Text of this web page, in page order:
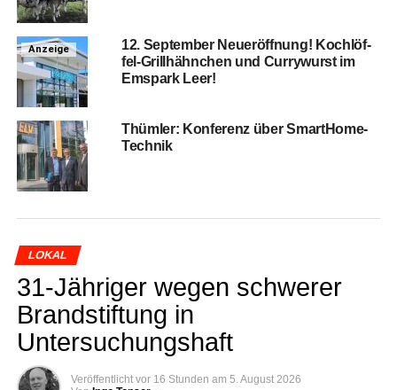
Anzeige
12. Sep­tem­ber Neu­eröff­nung! Koch­löf­
fel-Grill­hähn­chen und Cur­ry­wurst im
Ems­park Leer!
Thüm­ler: Kon­fe­renz über SmartHome-
Technik
LOKAL
31-Jäh­ri­ger wegen schwe­rer
Brand­stif­tung in
Untersuchungshaft
Veröffentlicht vor 16 Stunden am 5. August 2026